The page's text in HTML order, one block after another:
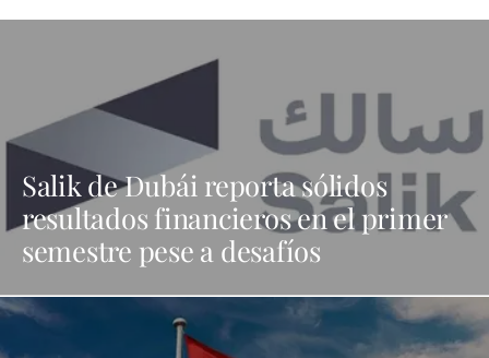
Salik de Dubái reporta sólidos
resultados financieros en el primer
semestre pese a desafíos